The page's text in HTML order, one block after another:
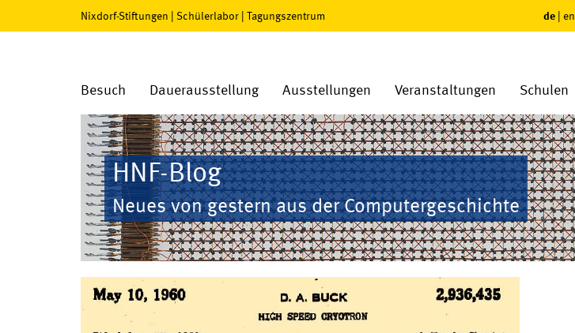
Nixdorf-Stiftungen | Schülerlabor | Tagungszentrum de | en
Besuch Dauerausstellung Ausstellungen Veranstaltungen Schulen
HNF-Blog
Neues von gestern aus der Computergeschichte